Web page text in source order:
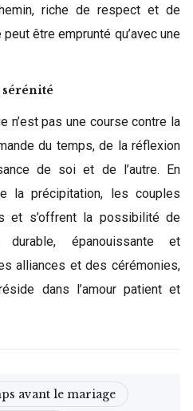
riche de respect et de
être emprunté qu’avec une
sérénité
n’est pas une course contre la
du temps, de la réflexion
de soi et de l’autre. En
la précipitation, les couples
et s’offrent la possibilité de
épanouissante et
alliances et des cérémonies,
dans l’amour patient et
avant le mariage